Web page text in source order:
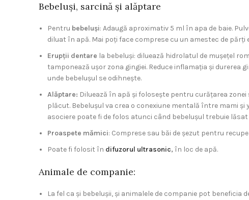
Bebeluși, sarcină și alăptare
Pentru bebeluși: Adaugă aproximativ 5 ml în apa de baie.
diluat în apă. Mai poți face comprese cu un amestec de părți
Erupții dentare la bebeluși: diluează hidrolatul de mușețel
tamponează ușor zona gingiei. Reduce inflamația și
unde bebelușul se odihnește.
Alăptare: Diluează în apă și folosește pentru curățarea
plăcut. Bebelușul va crea o conexiune mentală între mami
asociere poate fi de folos atunci când bebelușul trebuie
Proaspete mămici: Comprese sau băi de șezut pentru
Poate fi folosit în difuzorul ultrasonic, în loc de apă.
Animale de companie:
La fel ca și bebelușii, și animalele de companie pot